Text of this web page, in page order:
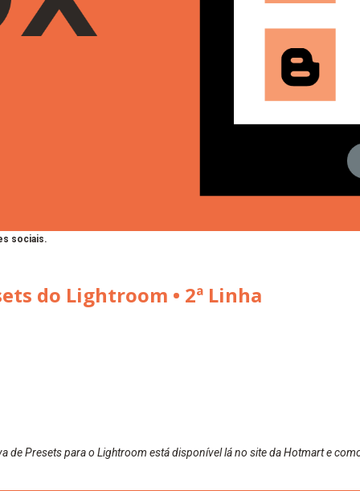
sociais.
do Lightroom • 2ª Linha
dePresetspara o Lightroom está disponível lá no site daHotmarte